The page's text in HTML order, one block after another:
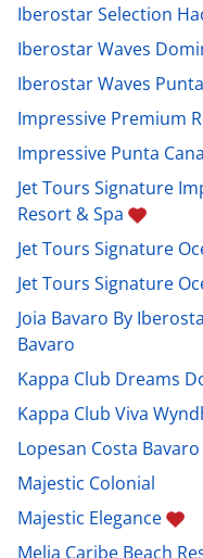
Iberostar Selection
Iberostar Waves
Iberostar Waves
Impressive Premium
Impressive Punta Cana
Jet Tours Signature
Resort & Spa
Jet Tours Signature
Jet Tours Signature
Joia Bavaro By
Bavaro
Kappa Club Dreams
Kappa Club Viva
Lopesan Costa
Majestic Colonial
Majestic Elegance
Melia Caribe Beach